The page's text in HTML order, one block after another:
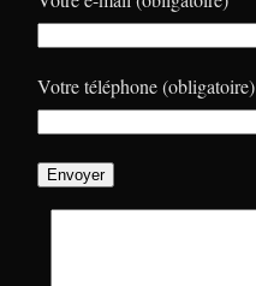
Votre téléphone (obligatoire)